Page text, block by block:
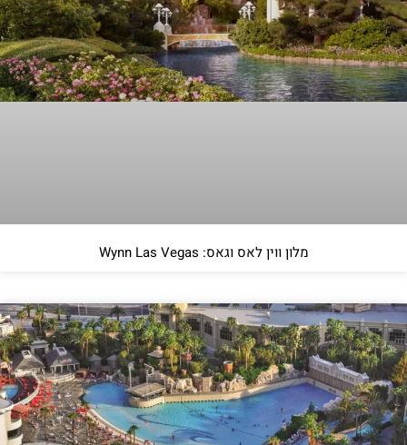
מלון ווין לאס וגאס: Wynn Las Vegas